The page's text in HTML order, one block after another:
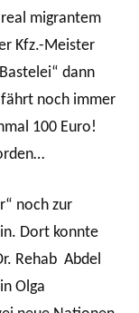
migrantem
Kfz.-Meister
dann
fährt noch immer
100 Euro!
noch zur
Dort konnte
Rehab Abdel
Olga